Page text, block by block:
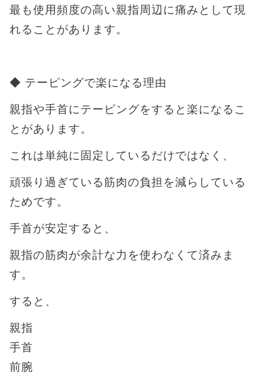
最も使用頻度の高い親指周辺に痛みとして現
れることがあります。
◆ テーピングで楽になる理由
親指や手首にテーピングをすると楽になるこ
とがあります。
これは単純に固定しているだけではなく、
頑張り過ぎている筋肉の負担を減らしている
ためです。
手首が安定すると、
親指の筋肉が余計な力を使わなくて済みま
す。
すると、
親指
手首
前腕